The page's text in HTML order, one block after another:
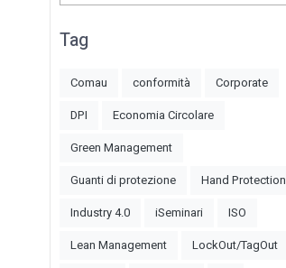
Tag
Comau conformità
Corporate
DPI
Economia Circolare
Green Management
Guanti di protezione
Hand Protection
Industry 4.0
iSeminari
ISO
Lean Management
LockOut/TagOut